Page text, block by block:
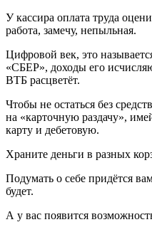
У кассира оплата труда
работа, замечу, непыльная.
Цифровой век, это
«СБЕР», доходы его
ВТБ расцветёт.
Чтобы не остаться без
на «карточную раздачу»,
карту и дебетовую.
Храните деньги в разных
Подумать о себе придётся
будет.
А у вас появится